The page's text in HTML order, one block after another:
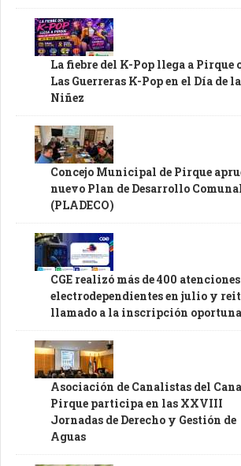
La fiebre del K-Pop llega a Pirque
Las Guerreras K-Pop en el Día de la
Niñez
Concejo Municipal de Pirque
nuevo Plan de Desarrollo
(PLADECO)
CGE realizó más de 400
electrodependientes en julio y
llamado a la inscripción oportuna
Asociación de Canalistas del
Pirque participa en las XXVIII
Jornadas de Derecho y Gestión de
Aguas